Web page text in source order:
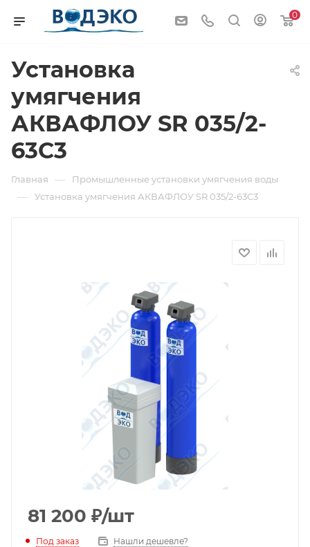
0
Установка
умягчения
АКВАФЛОУ SR 035/2-
63C3
Главная — Промышленные установки умягчения воды
— Установка умягчения АКВАФЛОУ SR 035/2-63C3
81 200 ₽/шт
Под заказ Нашли дешевле?